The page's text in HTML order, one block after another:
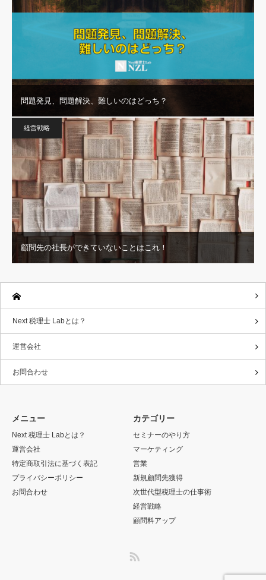
問題発見、問題解決、難しいのはどっち？
経営戦略
顧問先の社長ができていないことはこれ！
Next 税理士 Labとは？
運営会社
お問合わせ
メニュー
Next 税理士 Labとは？
運営会社
特定商取引法に基づく表記
プライバシーポリシー
お問合わせ
カテゴリー
セミナーのやり方
マーケティング
営業
新規顧問先獲得
次世代型税理士の仕事術
経営戦略
顧問料アップ